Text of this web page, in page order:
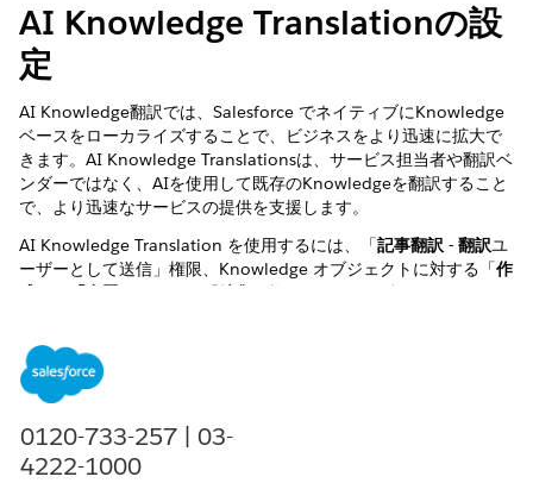
AI Knowledge Translationの設
定
AI Knowledge翻訳では、Salesforce でネイティブにKnowledge
ベースをローカライズすることで、ビジネスをより迅速に拡大で
きます。AI Knowledge Translationsは、サービス担当者や翻訳ベ
ンダーではなく、AIを使用して既存のKnowledgeを翻訳すること
で、より迅速なサービスの提供を支援します。
AI Knowledge Translation を使用するには、「記事翻訳 - 翻訳ユ
ーザーとして送信」権限、Knowledge オブジェクトに対する「作
成」
「参照」 、および「編集」
権限、および組織で Einstein が
AI Knowledge翻訳を設定する前に、Knowledgeベースが複数の
言語をサポートしていることを確認し、使用している特定の言語
を設定します。
Knowledge Translation では、75 個の言語とロケールがサポー
トされます。
0120-733-257 | 03-
4222-1000